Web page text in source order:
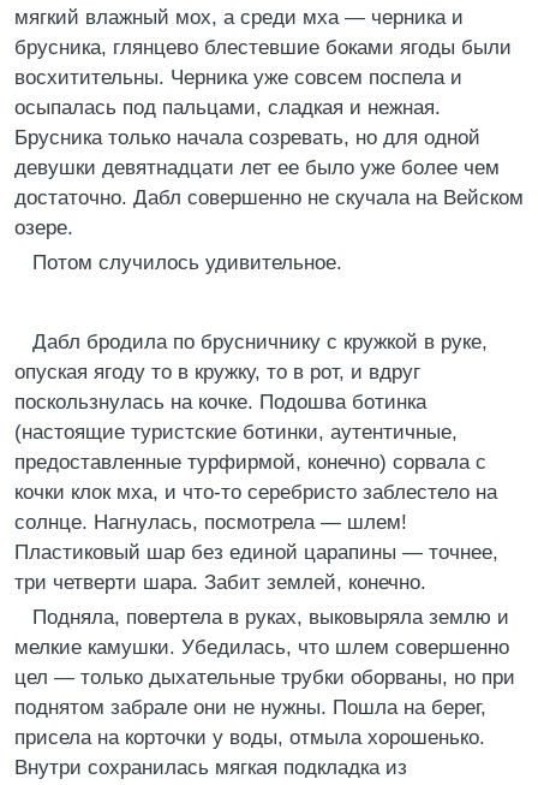
мягкий влажный мох, а среди мха — черника и
брусника, глянцево блестевшие боками ягоды были
восхитительны. Черника уже совсем поспела и
осыпалась под пальцами, сладкая и нежная.
Брусника только начала созревать, но для одной
девушки девятнадцати лет ее было уже более чем
достаточно. Дабл совершенно не скучала на Вейском
озере.
Потом случилось удивительное.
Дабл бродила по брусничнику с кружкой в руке,
опуская ягоду то в кружку, то в рот, и вдруг
поскользнулась на кочке. Подошва ботинка
(настоящие туристские ботинки, аутентичные,
предоставленные турфирмой, конечно) сорвала с
кочки клок мха, и что-то серебристо заблестело на
солнце. Нагнулась, посмотрела — шлем!
Пластиковый шар без единой царапины — точнее,
три четверти шара. Забит землей, конечно.
Подняла, повертела в руках, выковыряла землю и
мелкие камушки. Убедилась, что шлем совершенно
цел — только дыхательные трубки оборваны, но при
поднятом забрале они не нужны. Пошла на берег,
присела на корточки у воды, отмыла хорошенько.
Внутри сохранилась мягкая подкладка из